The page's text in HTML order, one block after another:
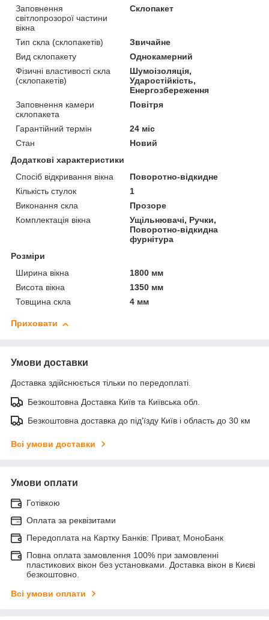
Заповнення
світлопрозорої частини
вікна
Склопакет
Тип скла (склопакетів)
Звичайне
Вид склопакету
Однокамерний
Фізичні властивості скла
(склопакетів)
Шумоізоляція,
Ударостійкість,
Енергозбереження
Заповнення камери
склопакета
Повітря
Гарантійний термін
24 міс
Стан
Новий
Додаткові характеристики
Спосіб відкривання вікна
Поворотно-відкидне
Кількість стулок
1
Виконання скла
Прозоре
Комплектація вікна
Ущільнювачі, Ручки,
Поворотно-відкидна
фурнітура
Розміри
Ширина вікна
1800 мм
Висота вікна
1350 мм
Товщина скла
4 мм
Приховати
Умови доставки
Доставка здійснюється тільки по передоплаті.
Безкоштовна Доставка Київ та Київська обл.
Безкоштовна доставка до під'їзду Київ і область до 30 км
Всі умови доставки
Умови оплати
Готівкою
Оплата за реквізитами
Передоплата на Картку Банків: Приват, МоноБанк
Повна оплата замовлення 100% при замовленні
пластикових вікон без установками. Доставка вікон в Києві
безкоштовно.
Всі умови оплати